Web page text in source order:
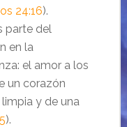
24:16).
parte del
en la
el amor a los
un corazón
y de una
).